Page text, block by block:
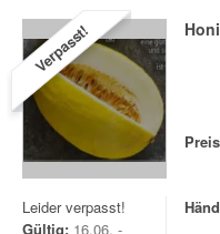
Verpasst!
Leider verpasst!
Gültig: 16.06. -